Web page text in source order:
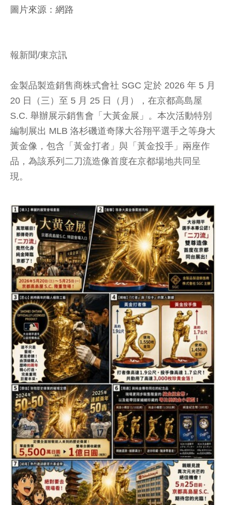
圖片來源：網路
報新聞/東京訊
金製品製造銷售商株式會社 SGC 定於 2026 年 5 月
20 日（三）至 5 月 25 日（月），在京都高島屋
S.C. 舉辦展示銷售會「大黃金展」。本次活動特別
編制展出 MLB 洛杉磯道奇隊大谷翔平選手之等身大
黃金像，包含「黃金打者」與「黃金投手」兩座作
品，為該系列二刀流造像首度在京都場地共同呈
現。